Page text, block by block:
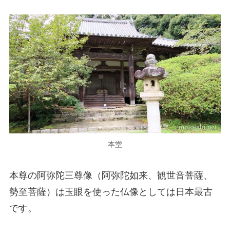
本堂
本尊の阿弥陀三尊像（阿弥陀如来、観世音菩薩、
勢至菩薩）は玉眼を使った仏像としては日本最古
です。